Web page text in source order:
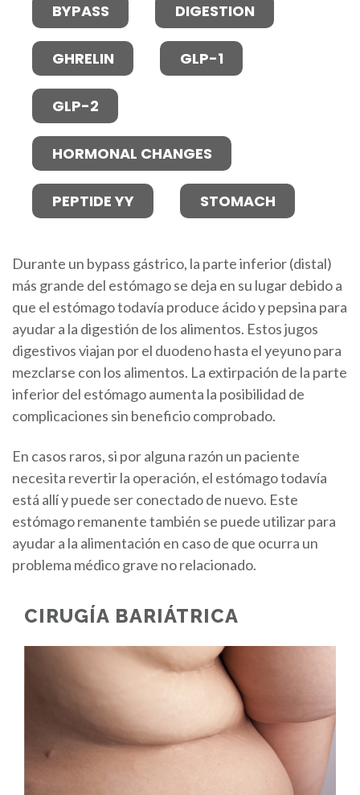
BYPASS DIGESTION
GHRELIN GLP-1
GLP-2
HORMONAL CHANGES
PEPTIDE YY STOMACH
Durante un bypass gástrico, la parte inferior (distal)
más grande del estómago se deja en su lugar debido a
que el estómago todavía produce ácido y pepsina para
ayudar a la digestión de los alimentos. Estos jugos
digestivos viajan por el duodeno hasta el yeyuno para
mezclarse con los alimentos. La extirpación de la parte
inferior del estómago aumenta la posibilidad de
complicaciones sin beneficio comprobado.
En casos raros, si por alguna razón un paciente
necesita revertir la operación, el estómago todavía
está allí y puede ser conectado de nuevo. Este
estómago remanente también se puede utilizar para
ayudar a la alimentación en caso de que ocurra un
problema médico grave no relacionado.
CIRUGÍA BARIÁTRICA